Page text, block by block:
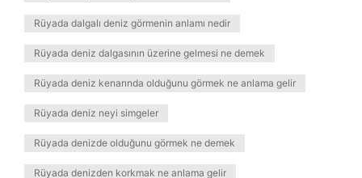
Rüyada dalgalı deniz görmenin anlamı nedir
Rüyada deniz dalgasının üzerine gelmesi ne demek
Rüyada deniz kenarında olduğunu görmek ne anlama gelir
Rüyada deniz neyi simgeler
Rüyada denizde olduğunu görmek ne demek
Rüyada denizden korkmak ne anlama gelir